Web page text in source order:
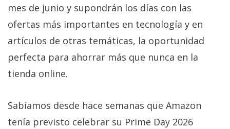
+
Más
temas
Sorteos
Foros
mes de junio y supondrán los días con las
ofertas más importantes en tecnología y en
artículos de otras temáticas, la oportunidad
perfecta para ahorrar más que nunca en la
tienda online.
Sabíamos desde hace semanas que Amazon
tenía previsto celebrar su Prime Day 2026